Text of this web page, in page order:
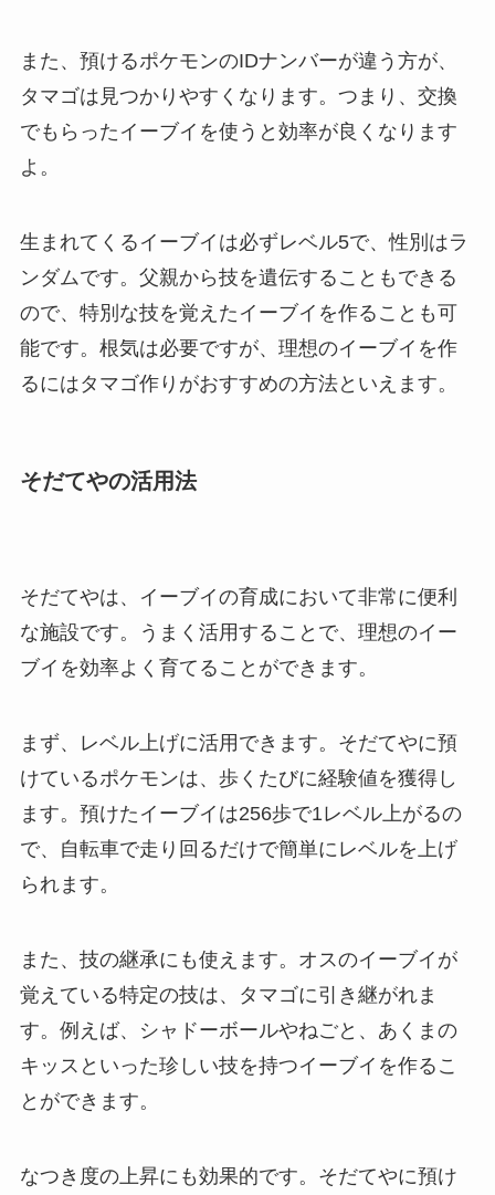
また、預けるポケモンのIDナンバーが違う方が、
タマゴは見つかりやすくなります。つまり、交換
でもらったイーブイを使うと効率が良くなります
よ。
生まれてくるイーブイは必ずレベル5で、性別はラ
ンダムです。父親から技を遺伝することもできる
ので、特別な技を覚えたイーブイを作ることも可
能です。根気は必要ですが、理想のイーブイを作
るにはタマゴ作りがおすすめの方法といえます。
そだてやの活用法
そだてやは、イーブイの育成において非常に便利
な施設です。うまく活用することで、理想のイー
ブイを効率よく育てることができます。
まず、レベル上げに活用できます。そだてやに預
けているポケモンは、歩くたびに経験値を獲得し
ます。預けたイーブイは256歩で1レベル上がるの
で、自転車で走り回るだけで簡単にレベルを上げ
られます。
また、技の継承にも使えます。オスのイーブイが
覚えている特定の技は、タマゴに引き継がれま
す。例えば、シャドーボールやねごと、あくまの
キッスといった珍しい技を持つイーブイを作るこ
とができます。
なつき度の上昇にも効果的です。そだてやに預け